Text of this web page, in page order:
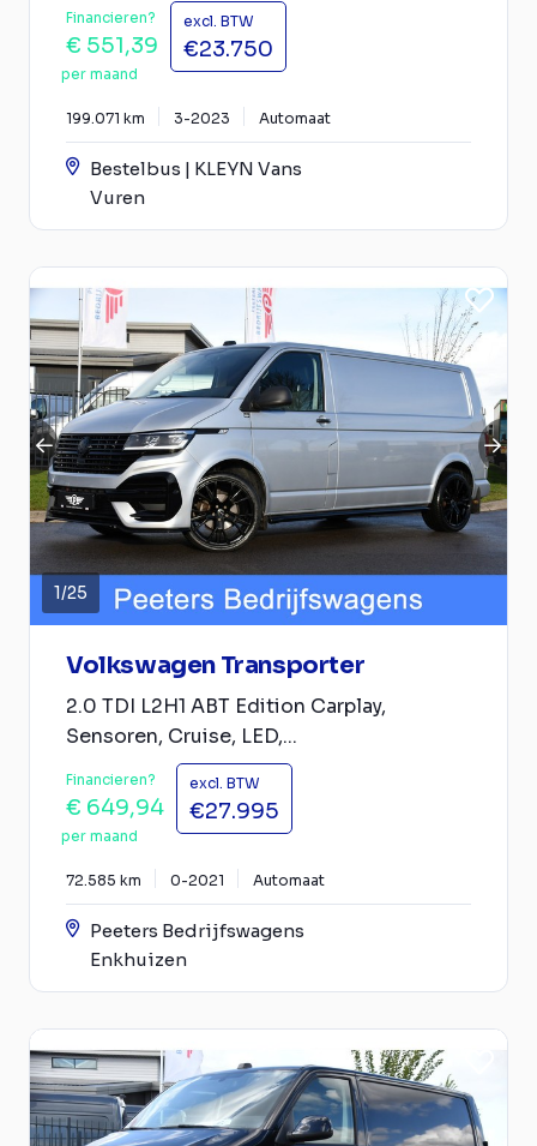
Financieren?
€ 551,39
per maand
excl. BTW
€23.750
199.071 km 3-2023 Automaat
Bestelbus | KLEYN Vans
Vuren
1/25
Volkswagen Transporter
2.0 TDI L2H1 ABT Edition Carplay,
Sensoren, Cruise, LED,...
Financieren?
€ 649,94
per maand
excl. BTW
€27.995
72.585 km 0-2021 Automaat
Peeters Bedrijfswagens
Enkhuizen